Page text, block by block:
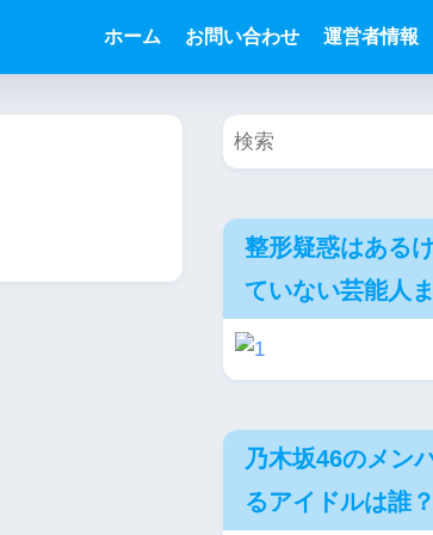
ホーム お問い合わせ 運営者情報
整形疑惑はある
ていない芸能人
乃木坂46のメン
るアイドルは誰？